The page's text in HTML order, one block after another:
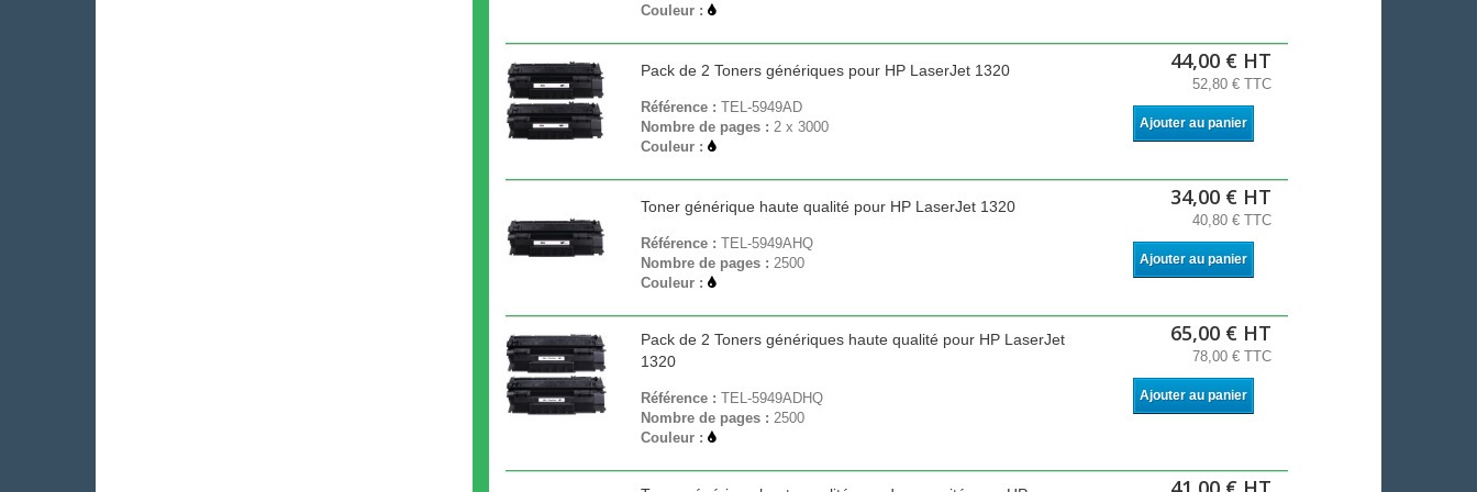
Couleur :
Pack de 2 Toners génériques pour HP LaserJet 1320
Référence :TEL-5949AD
Nombre de pages :2 x 3000
Couleur :
44,00 € HT
52,80 € TTC
Ajouter au panier
Toner générique haute qualité pour HP LaserJet 1320
Référence :TEL-5949AHQ
Nombre de pages :2500
Couleur :
34,00 € HT
40,80 € TTC
Ajouter au panier
Pack de 2 Toners génériques haute qualité pour HP LaserJet
1320
Référence :TEL-5949ADHQ
Nombre de pages :2500
Couleur :
65,00 € HT
78,00 € TTC
Ajouter au panier